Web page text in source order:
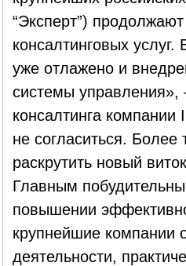
“Эксперт”)
консалтинговых
уже отлажено и
системы управления»,
консалтинга
не согласиться. Более
раскрутить новый
Главным
повышении
крупнейшие компании
деятельности,